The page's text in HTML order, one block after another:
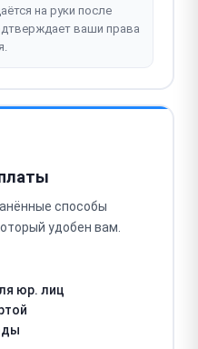
на руки после
ваши права
способы
удобен вам.
юр. лиц